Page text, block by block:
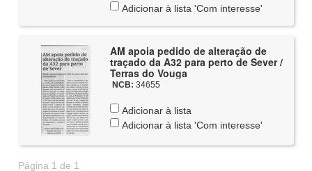
Adicionar à lista 'Com interesse'
AM apoia pedido de alteração de
traçado da A32 para perto de Sever /
Terras do Vouga
NCB: 34655
Adicionar à lista
Adicionar à lista 'Com interesse'
Página 1 de 1